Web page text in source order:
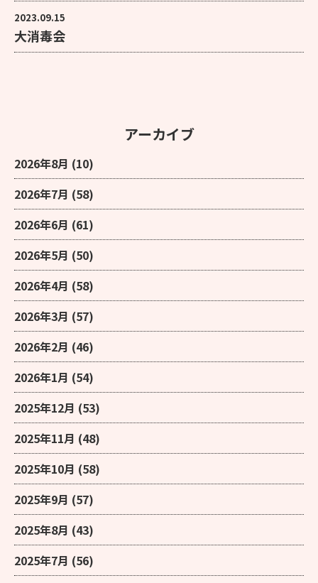
2023.09.15
大消毒会
アーカイブ
2026年8月 (10)
2026年7月 (58)
2026年6月 (61)
2026年5月 (50)
2026年4月 (58)
2026年3月 (57)
2026年2月 (46)
2026年1月 (54)
2025年12月 (53)
2025年11月 (48)
2025年10月 (58)
2025年9月 (57)
2025年8月 (43)
2025年7月 (56)